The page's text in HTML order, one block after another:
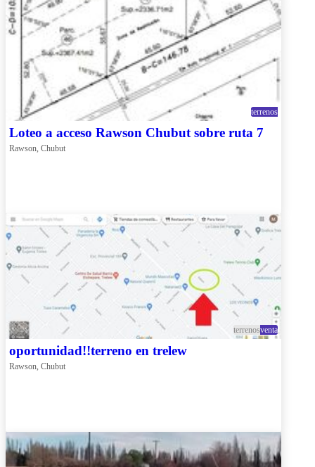
terrenos
Loteo a acceso Rawson Chubut sobre ruta 7
Rawson, Chubut
terrenosventa
oportunidad!!terreno en trelew
Rawson, Chubut